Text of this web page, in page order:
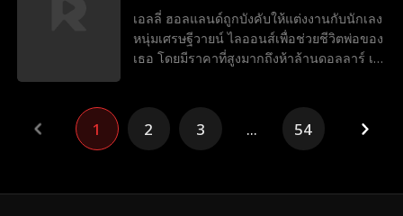
เอลลี่ ฮอลแลนด์ถูกบังคับให้แต่งงานกับนักเลง
หนุ่มเศรษฐีวายน์ ไลออนส์เพื่อช่วยชีวิตพ่อของ
เธอ โดยมีราคาที่สูงมากถึงห้าล้านดอลลาร์ เอ
แต่มีเงื่อนไขเดียวคือวายน์ ไลออนส์อยู่ใน
อาการโคม่า!
1 2 3 ... 54